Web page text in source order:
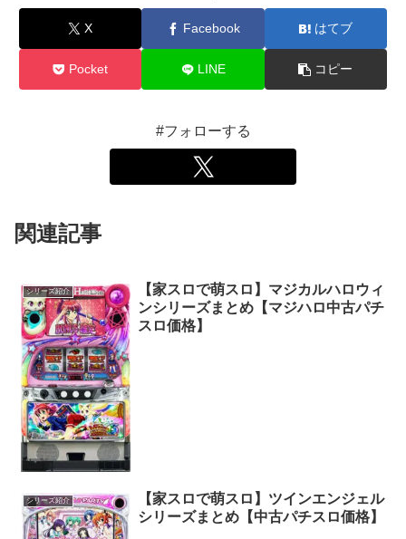
X Facebook はてブ
Pocket LINE コピー
#フォローする
関連記事
シリーズ紹介
【家スロで萌スロ】マジカルハロウィ
ンシリーズまとめ【マジハロ中古パチ
スロ価格】
シリーズ紹介
【家スロで萌スロ】ツインエンジェル
シリーズまとめ【中古パチスロ価格】